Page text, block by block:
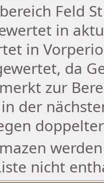
Feld
in
in
da
zur
der
nicht